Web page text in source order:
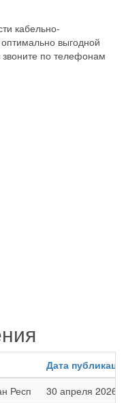
кабельно-
выгодной
по телефонам
Дата
Респ
30 апреля 2026